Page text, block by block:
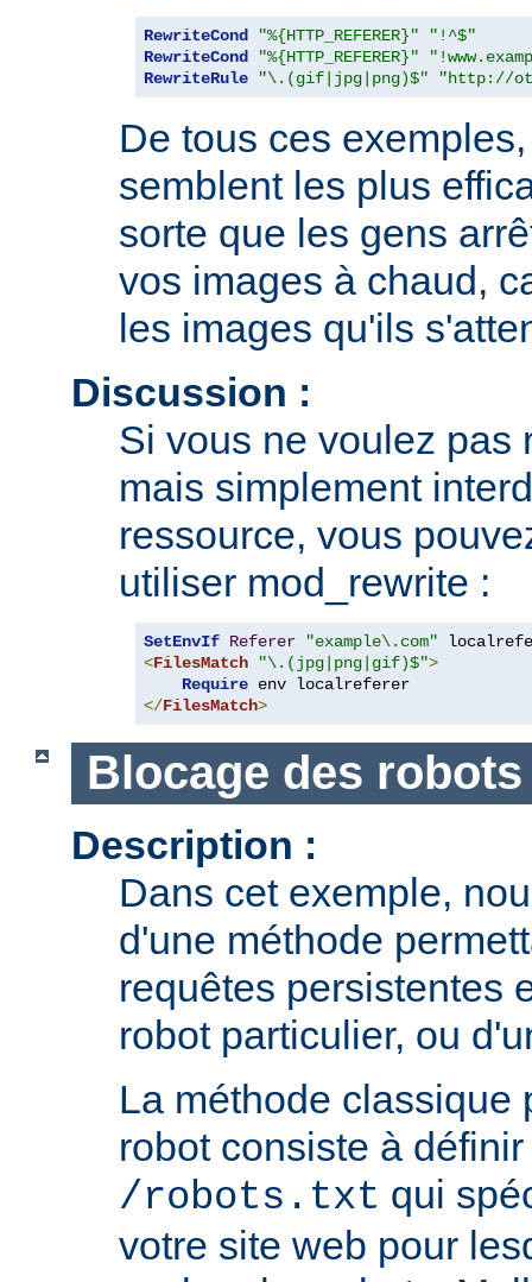
RewriteCond "%{HTTP_REFERER}"
"!^$"
RewriteCond
"%{HTTP_REFERER}"
RewriteRule
"\.(gif|jpg|png)$" "http://
De tous ces
semblent les plus
sorte que les gens
vos images à chaud,
les images qu'ils
Discussion :
Si vous ne voulez pas
mais simplement
ressource, vous
utiliser mod_rewrite :
SetEnvIf Referer
"example\.com"
<FilesMatch "\.(jpg|png|gif)$">
Require
</FilesMatch>
Blocage des robots
Description :
Dans cet exemple,
d'une méthode
requêtes persistentes
robot particulier, ou
La méthode classique
robot consiste à
/robots.txt qui
votre site web pour